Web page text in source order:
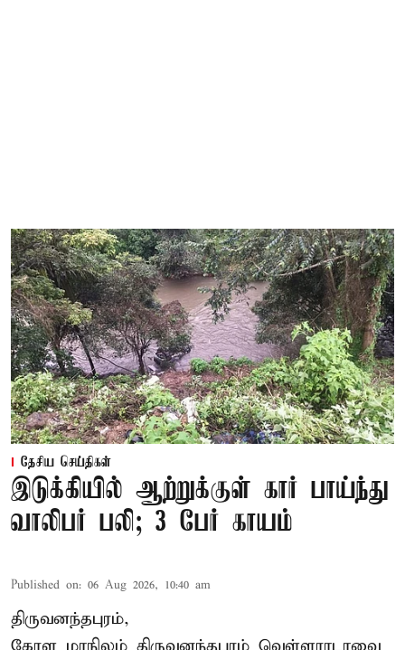
தேசிய செய்திகள்
இடுக்கியில் ஆற்றுக்குள் கார் பாய்ந்து
வாலிபர் பலி; 3 பேர் காயம்
Published on: 06 Aug 2026, 10:40 am
திருவனந்தபுரம்,